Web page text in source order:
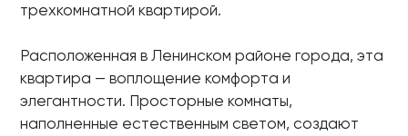
трехкомнатной квартирой.
Расположенная в Ленинском районе города, эта
квартира — воплощение комфорта и
элегантности. Просторные комнаты,
наполненные естественным светом, создают